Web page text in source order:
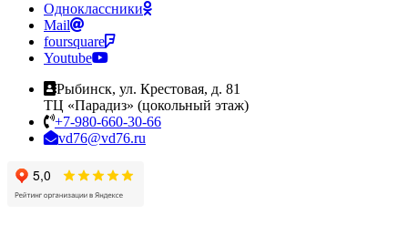
Одноклассники
Mail
foursquare
Youtube
Рыбинск, ул. Крестовая, д. 81
ТЦ «Парадиз» (цокольный этаж)
+7-980-660-30-66
vd76@vd76.ru